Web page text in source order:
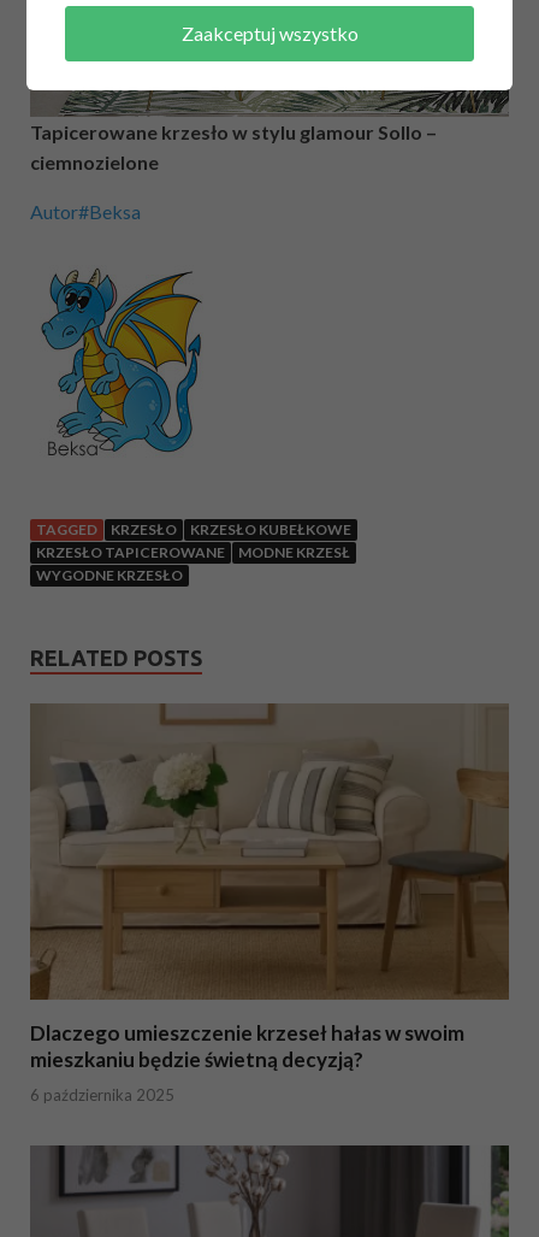
Tapicerowane krzesło w stylu glamour Sollo –
ciemnozielone
Autor#Beksa
TAGGED KRZESŁO
KRZESŁO KUBEŁKOWE
KRZESŁO TAPICEROWANE
MODNE KRZESŁ
WYGODNE KRZESŁO
RELATED POSTS
Dlaczego umieszczenie krzeseł hałas w swoim
mieszkaniu będzie świetną decyzją?
6 października 2025
Zaakceptuj wszystko